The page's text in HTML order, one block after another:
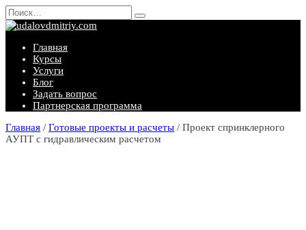
Перейти
к
содержанию
Search
for:
Главная
Курсы
Услуги
Блог
Задать вопрос
Партнерская программа
Главная / Готовые проекты и расчеты / Проект спринклерного
АУПТ с гидравлическим расчетом